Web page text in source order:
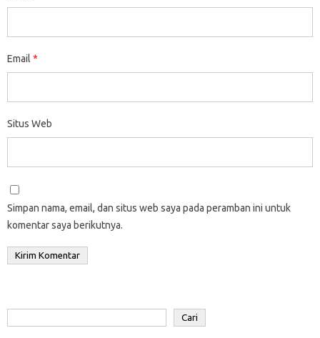
Email *
Situs Web
Simpan nama, email, dan situs web saya pada peramban ini untuk
komentar saya berikutnya.
Cari
Cari